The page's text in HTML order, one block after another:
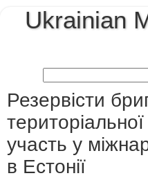
Ukrainian
Резервісти
участь у
в Естонії